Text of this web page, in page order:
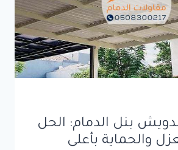
بنل الدمام: الحل
والحماية بأعلى